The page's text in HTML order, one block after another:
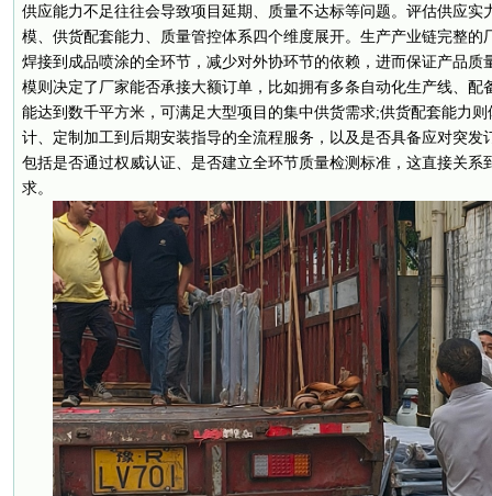
供应能力不足往往会导致项目延期、质量不达标等问题。评估供应实
模、供货配套能力、质量管控体系四个维度展开。生产产业链完整的
焊接到成品喷涂的全环节，减少对外协环节的依赖，进而保证产品质
模则决定了厂家能否承接大额订单，比如拥有多条自动化生产线、配
能达到数千平方米，可满足大型项目的集中供货需求;供货配套能力
计、定制加工到后期安装指导的全流程服务，以及是否具备应对突发
包括是否通过权威认证、是否建立全环节质量检测标准，这直接关系
求。